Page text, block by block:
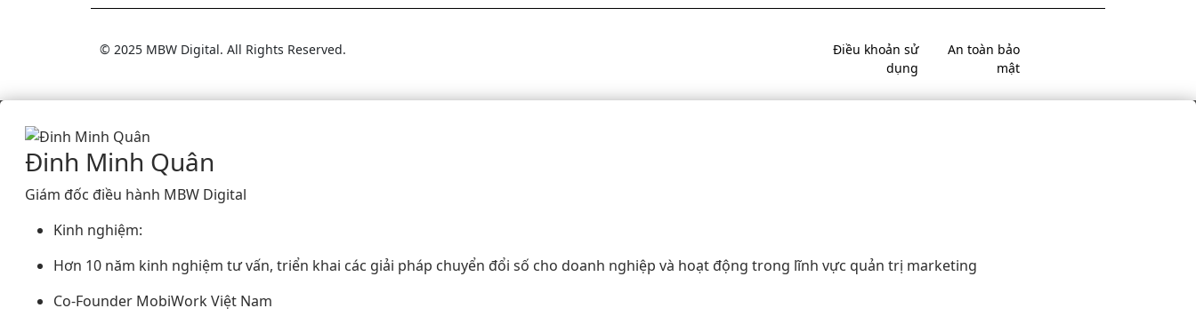
© 2025 MBW Digital. All Rights Reserved.
Điều khoản sử
dụng
An toàn bảo
mật
Đinh Minh Quân
Giám đốc điều hành MBW Digital
Kinh nghiệm:
Hơn 10 năm kinh nghiệm tư vấn, triển khai các giải pháp chuyển đổi số cho doanh nghiệp và hoạt động trong lĩnh vực quản trị marketing
Co-Founder MobiWork Việt Nam